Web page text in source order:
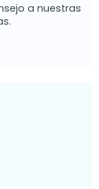
a nuestras